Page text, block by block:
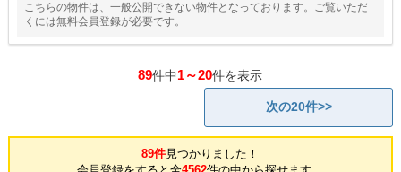
こちらの物件は、一般公開できない物件となっております。ご覧いただ
くには無料会員登録が必要です。
89件中1～20件を表示
次の20件>>
89件見つかりました！